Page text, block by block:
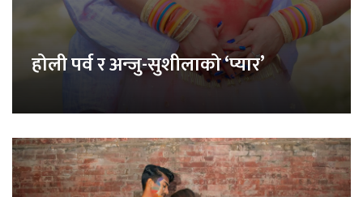
होली पर्व र अन्जु-सुशीलाको ‘प्यार’